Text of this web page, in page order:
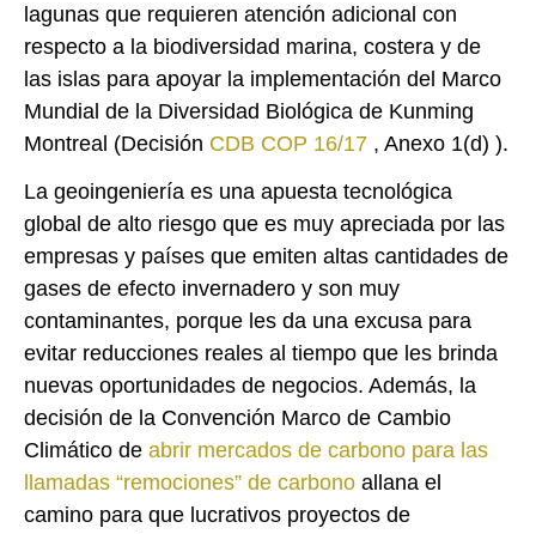
lagunas que requieren atención adicional con
respecto a la biodiversidad marina, costera y de
las islas para apoyar la implementación del Marco
Mundial de la Diversidad Biológica de Kunming
Montreal (Decisión CDB COP 16/17 , Anexo 1(d) ).
La geoingeniería es una apuesta tecnológica
global de alto riesgo que es muy apreciada por las
empresas y países que emiten altas cantidades de
gases de efecto invernadero y son muy
contaminantes, porque les da una excusa para
evitar reducciones reales al tiempo que les brinda
nuevas oportunidades de negocios. Además, la
decisión de la Convención Marco de Cambio
Climático de abrir mercados de carbono para las
llamadas “remociones” de carbono allana el
camino para que lucrativos proyectos de